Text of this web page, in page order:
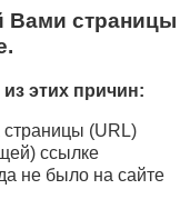
Вами страницы
этих причин:
(URL)
ссылке
не было на сайте